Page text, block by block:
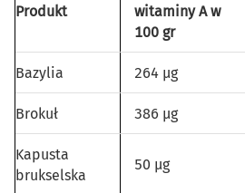
Produkt
witaminy A w
100 gr
Bazylia 264 µg
Brokuł 386 µg
Kapusta
brukselska
50 µg